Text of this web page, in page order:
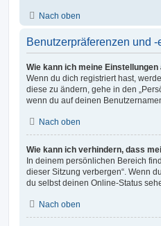
Nach oben
Benutzerpräferenzen und
Wie kann ich meine Einstellungen
Wenn du dich registriert hast,
diese zu ändern, gehe in den
wenn du auf deinen
Nach oben
Wie kann ich verhindern, dass
In deinem persönlichen Bereich
dieser Sitzung verbergen“. Wenn
du selbst deinen Online-Status
Nach oben